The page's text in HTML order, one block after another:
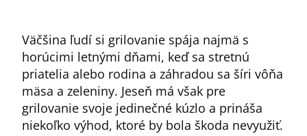
Väčšina ľudí si grilovanie spája najmä s
horúcimi letnými dňami, keď sa stretnú
priatelia alebo rodina a záhradou sa šíri vôňa
mäsa a zeleniny. Jeseň má však pre
grilovanie svoje jedinečné kúzlo a prináša
niekoľko výhod, ktoré by bola škoda nevyužiť.